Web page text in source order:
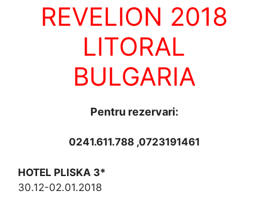
REVELION 2018
LITORAL
BULGARIA
Pentru rezervari:
0241.611.788 ,0723191461
HOTEL PLISKA 3*
30.12-02.01.2018